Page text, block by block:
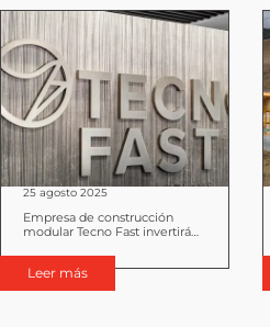
25 agosto 2025
Empresa de construcción
modular Tecno Fast invertirá
Leer más